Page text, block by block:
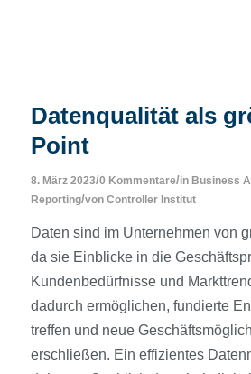
Datenqualität als
Point
8. März 2023/0 Kommentare/in Business
Reporting/von Controller Institut
Daten sind im Unternehmen von
da sie Einblicke in die
Kundenbedürfnisse und
dadurch ermöglichen, fundierte
treffen und neue
erschließen. Ein effizientes